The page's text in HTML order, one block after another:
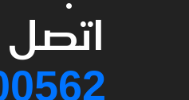
اتصل